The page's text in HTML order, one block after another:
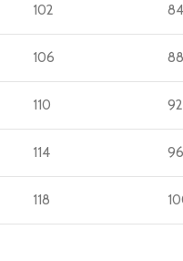
102 84
106 88
110 92
114 96
118